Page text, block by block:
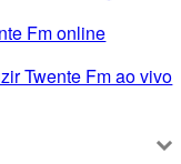
Fm online
Twente Fm ao vivo